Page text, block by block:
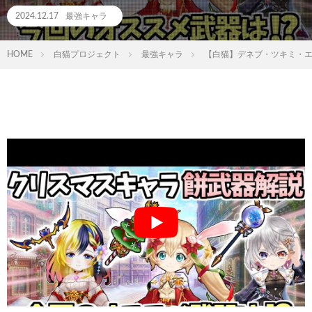
2024.12.17 最強キャラ
HOME 白猫プロジェクト 最強キャラ 【白猫】デネブ・ツキミ・